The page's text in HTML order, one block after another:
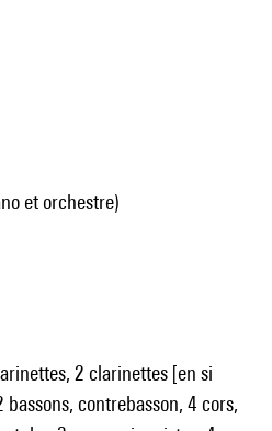
et orchestre)
2 clarinettes [en si
contrebasson, 4 cors,